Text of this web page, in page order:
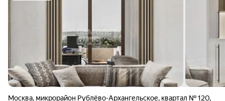
Москва, микрорайон Рублёво-Архангельское, квартал № 120,